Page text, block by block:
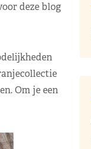
deze blog
Om je een